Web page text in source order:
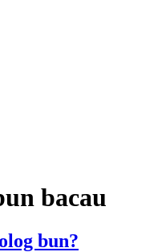
bacau
bun?